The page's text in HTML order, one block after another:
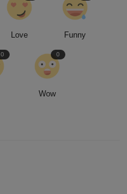
Love Funny
0
Wow
0